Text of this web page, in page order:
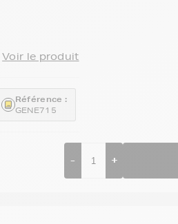
Voir le produit
Référence :
GENE715
- +